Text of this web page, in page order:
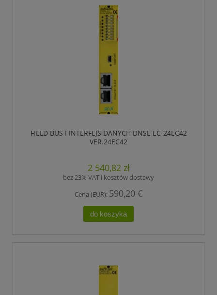
FIELD BUS I INTERFEJS DANYCH DNSL-EC-24EC42
VER.24EC42
2 540,82 zł
bez 23% VAT i kosztów dostawy
Cena (EUR): 590,20 €
do koszyka